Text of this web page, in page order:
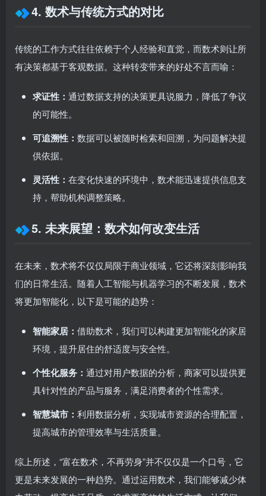
4. 数术与传统方式的对比
传统的工作方式往往依赖于个人经验和直觉，而数术则让所
有决策都基于客观数据。这种转变带来的好处不言而喻：
求证性： 通过数据支持的决策更具说服力，降低了争议
的可能性。
可追溯性： 数据可以被随时检索和回溯，为问题解决提
供依据。
灵活性： 在变化快速的环境中，数术能迅速提供信息支
持，帮助机构调整策略。
5. 未来展望：数术如何改变生活
在未来，数术将不仅仅局限于商业领域，它还将深刻影响我
们的日常生活。随着人工智能与机器学习的不断发展，数术
将更加智能化，以下是可能的趋势：
智能家居： 借助数术，我们可以构建更加智能化的家居
环境，提升居住的舒适度与安全性。
个性化服务： 通过对用户数据的分析，商家可以提供更
具针对性的产品与服务，满足消费者的个性需求。
智慧城市： 利用数据分析，实现城市资源的合理配置，
提高城市的管理效率与生活质量。
综上所述，“富在数术，不再劳身”并不仅仅是一个口号，它
更是未来发展的一种趋势。通过运用数术，我们能够减少体